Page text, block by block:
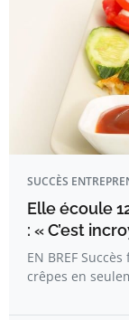
SUCCÈS
Elle écoule
: « C’est
EN BREF
crêpes en